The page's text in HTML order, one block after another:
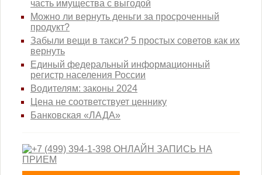
часть имущества с выгодой
Можно ли вернуть деньги за просроченный
продукт?
Забыли вещи в такси? 5 простых советов как их
вернуть
Единый федеральный информационный
регистр населения России
Водителям: законы 2024
Цена не соответствует ценнику
Банковская «ЛАДА»